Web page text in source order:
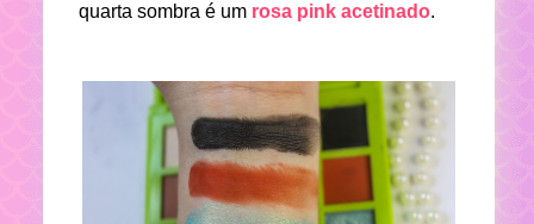
quarta sombra é um rosa pink acetinado.